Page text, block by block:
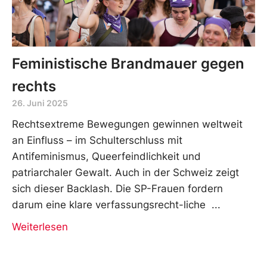
Feministische Brandmauer gegen
rechts
26. Juni 2025
Rechtsextreme Bewegungen gewinnen weltweit
an Einfluss – im Schulterschluss mit
Antifeminismus, Queerfeindlichkeit und
patriarchaler Gewalt. Auch in der Schweiz zeigt
sich dieser Backlash. Die SP-Frauen fordern
darum eine klare verfassungsrecht-liche
Weiterlesen